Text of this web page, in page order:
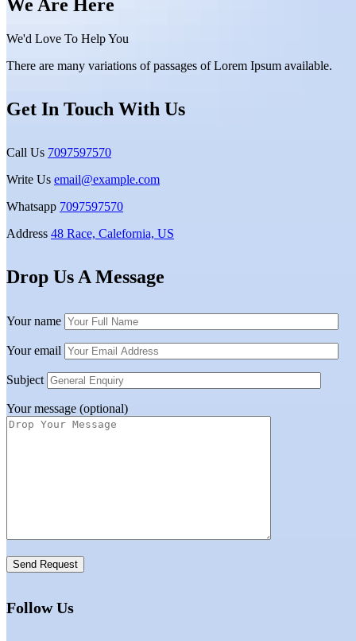
We Are Here
We'd Love To Help You
There are many variations of passages of Lorem Ipsum available.
Get In Touch With Us
Call Us 7097597570
Write Us email@example.com
Whatsapp 7097597570
Address 48 Race, Calefornia, US
Drop Us A Message
Your name
Your email
Subject
Your message (optional)
Follow Us